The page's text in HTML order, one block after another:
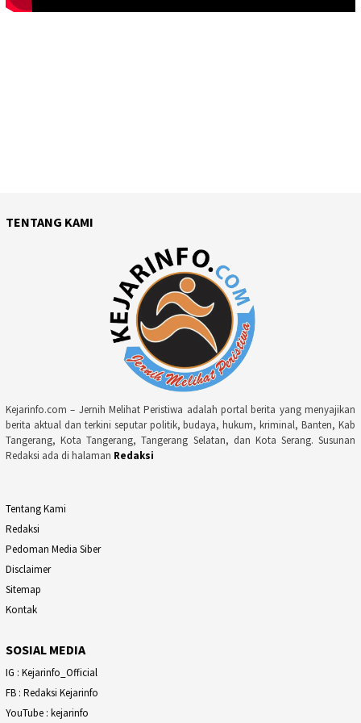
TENTANG KAMI
Kejarinfo.com – Jernih Melihat Peristiwa adalah portal berita yang menyajikan
berita aktual dan terkini seputar politik, budaya, hukum, kriminal, Banten, Kab
Tangerang, Kota Tangerang, Tangerang Selatan, dan Kota Serang. Susunan
Redaksi ada di halaman Redaksi
Tentang Kami
Redaksi
Pedoman Media Siber
Disclaimer
Sitemap
Kontak
SOSIAL MEDIA
IG : Kejarinfo_Official
FB : Redaksi Kejarinfo
YouTube : kejarinfo